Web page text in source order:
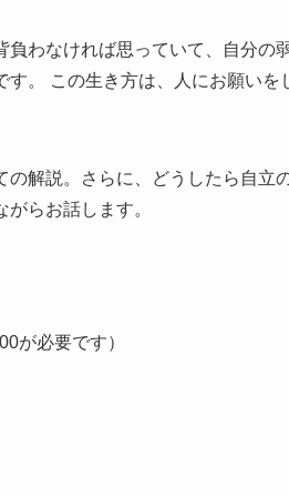
わなければ思っていて、自分の
。 この生き方は、人にお願いを
解説。さらに、どうしたら自立
がらお話します。
が必要です）